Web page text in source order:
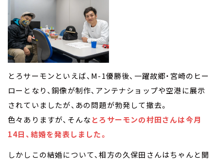
とろサーモンといえば、M-1優勝後、一躍故郷・宮崎のヒー
ローとなり、銅像が制作、アンテナショップや空港に展示
されていましたが、あの問題が勃発して撤去。
色々ありますが、そんなとろサーモンの村田さんは今月
14日、結婚を発表しました。
しかしこの結婚について、相方の久保田さんはちゃんと聞